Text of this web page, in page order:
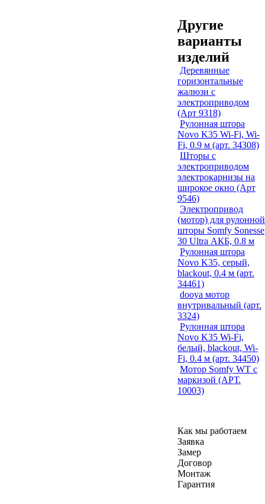
Другие
варианты
изделий
Деревянные
горизонтальные
жалюзи с
электроприводом
(Арт 9318)
Рулонная штора
Novo K35 Wi-Fi, Wi-
Fi, 0.9 м (арт. 34308)
Шторы с
электроприводом
электрокарнизы на
широкое окно (Арт
9546)
Электропривод
(мотор) для рулонной
шторы Somfy Sonesse
30 Ultra АКБ, 0.8 м
Рулонная штора
Novo K35, серый,
blackout, 0.4 м (арт.
34461)
dooya мотор
внутривальный (арт.
3324)
Рулонная штора
Novo K35 Wi-Fi,
белый, blackout, Wi-
Fi, 0.4 м (арт. 34450)
Мотор Somfy WT с
маркизой (АРТ.
10003)
Как мы работаем
Заявка
Замер
Договор
Монтаж
Гарантия